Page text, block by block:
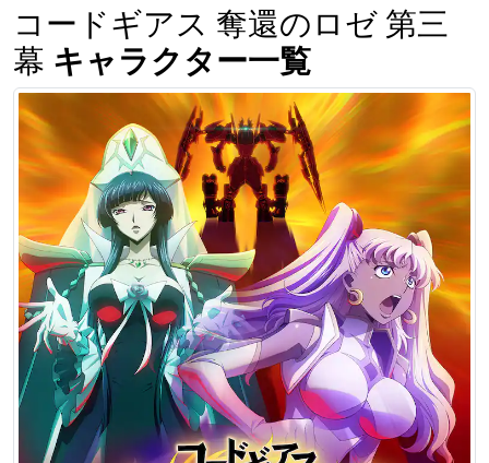
コードギアス 奪還のロゼ 第三
幕 キャラクター一覧